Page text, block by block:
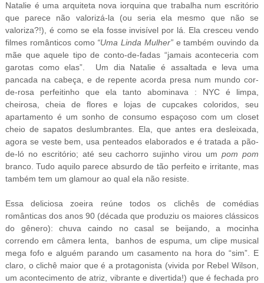
Natalie é uma arquiteta nova iorquina que trabalha num escritório
que parece não valorizá-la (ou seria ela mesmo que não se
valoriza?!), é como se ela fosse invisível por lá. Ela cresceu vendo
filmes românticos como “Uma Linda Mulher”e também ouvindo da
mãe que aquele tipo de conto-de-fadas “jamais aconteceria com
garotas como elas”. Um dia Natalie é assaltada e leva uma
pancada na cabeça, e de repente acorda presa num mundo cor-
de-rosa perfeitinho que ela tanto abominava : NYC é limpa,
cheirosa, cheia de flores e lojas de cupcakes coloridos, seu
apartamento é um sonho de consumo espaçoso com um closet
cheio de sapatos deslumbrantes. Ela, que antes era desleixada,
agora se veste bem, usa penteados elaborados e é tratada a pão-
de-ló no escritório; até seu cachorro sujinho virou umpom pom
branco. Tudo aquilo parece absurdo de tão perfeito e irritante, mas
também tem um glamour ao qual ela não resiste.
Essa deliciosa zoeira reúne todos os clichês de comédias
românticas dos anos 90 (década que produziu os maiores clássicos
do gênero): chuva caindo no casal se beijando, a mocinha
correndo em câmera lenta, banhos de espuma, um clipe musical
mega fofo e alguém parando um casamento na hora do “sim”. E
claro, o clichê maior que é a protagonista (vivida por Rebel Wilson,
um acontecimento de atriz, vibrante e divertida!) que é fechada pro